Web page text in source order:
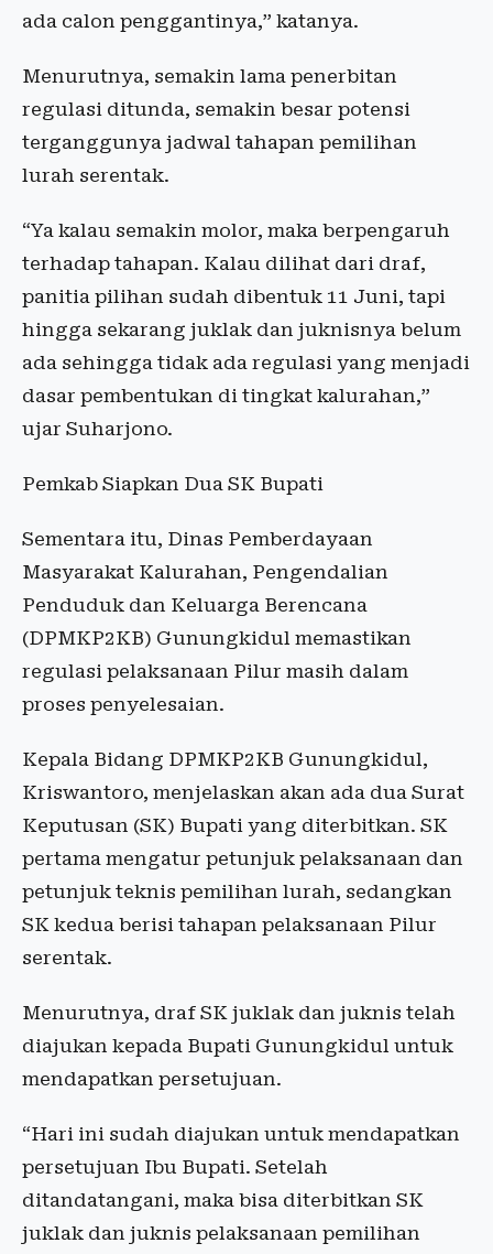
ada calon penggantinya,” katanya.
Menurutnya, semakin lama penerbitan
regulasi ditunda, semakin besar potensi
terganggunya jadwal tahapan pemilihan
lurah serentak.
“Ya kalau semakin molor, maka berpengaruh
terhadap tahapan. Kalau dilihat dari draf,
panitia pilihan sudah dibentuk 11 Juni, tapi
hingga sekarang juklak dan juknisnya belum
ada sehingga tidak ada regulasi yang menjadi
dasar pembentukan di tingkat kalurahan,”
ujar Suharjono.
Pemkab Siapkan Dua SK Bupati
Sementara itu, Dinas Pemberdayaan
Masyarakat Kalurahan, Pengendalian
Penduduk dan Keluarga Berencana
(DPMKP2KB) Gunungkidul memastikan
regulasi pelaksanaan Pilur masih dalam
proses penyelesaian.
Kepala Bidang DPMKP2KB Gunungkidul,
Kriswantoro, menjelaskan akan ada dua Surat
Keputusan (SK) Bupati yang diterbitkan. SK
pertama mengatur petunjuk pelaksanaan dan
petunjuk teknis pemilihan lurah, sedangkan
SK kedua berisi tahapan pelaksanaan Pilur
serentak.
Menurutnya, draf SK juklak dan juknis telah
diajukan kepada Bupati Gunungkidul untuk
mendapatkan persetujuan.
“Hari ini sudah diajukan untuk mendapatkan
persetujuan Ibu Bupati. Setelah
ditandatangani, maka bisa diterbitkan SK
juklak dan juknis pelaksanaan pemilihan